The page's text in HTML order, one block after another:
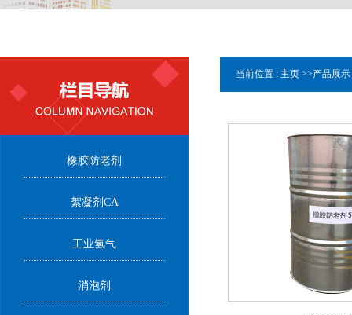
橡胶防老剂
絮凝剂CA
工业氢气
消泡剂
当前位置 : 主页 >>产品展示